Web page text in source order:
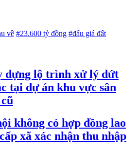
về #23.600 tỷ đồng #đấu giá đất
dựng lộ trình xử lý dứt
tại dự án khu vực sân
không có hợp đồng lao
xã xác nhận thu nhập